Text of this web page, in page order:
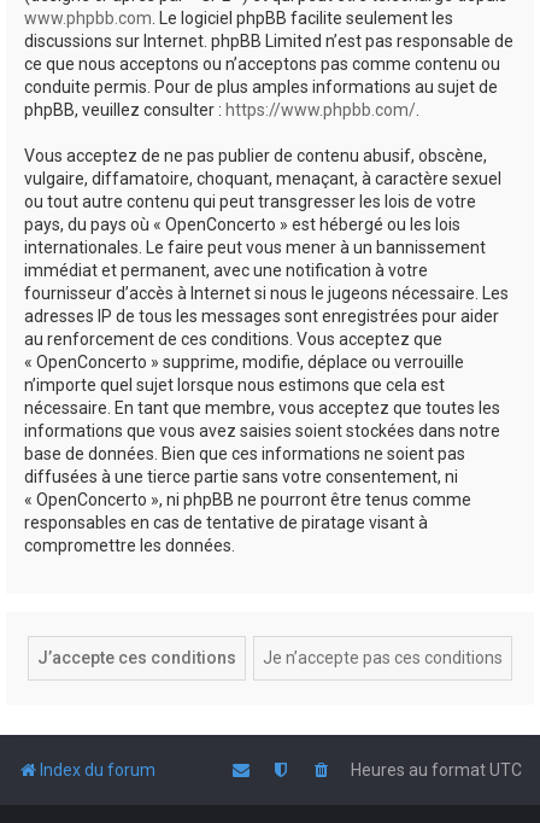
www.phpbb.com. Le logiciel phpBB facilite seulement les
discussions sur Internet. phpBB Limited n’est pas responsable de
ce que nous acceptons ou n’acceptons pas comme contenu ou
conduite permis. Pour de plus amples informations au sujet de
phpBB, veuillez consulter : https://www.phpbb.com/.
Vous acceptez de ne pas publier de contenu abusif, obscène,
vulgaire, diffamatoire, choquant, menaçant, à caractère sexuel
ou tout autre contenu qui peut transgresser les lois de votre
pays, du pays où « OpenConcerto » est hébergé ou les lois
internationales. Le faire peut vous mener à un bannissement
immédiat et permanent, avec une notification à votre
fournisseur d’accès à Internet si nous le jugeons nécessaire. Les
adresses IP de tous les messages sont enregistrées pour aider
au renforcement de ces conditions. Vous acceptez que
« OpenConcerto » supprime, modifie, déplace ou verrouille
n’importe quel sujet lorsque nous estimons que cela est
nécessaire. En tant que membre, vous acceptez que toutes les
informations que vous avez saisies soient stockées dans notre
base de données. Bien que ces informations ne soient pas
diffusées à une tierce partie sans votre consentement, ni
« OpenConcerto », ni phpBB ne pourront être tenus comme
responsables en cas de tentative de piratage visant à
compromettre les données.
Index du forum Heures au formatUTC